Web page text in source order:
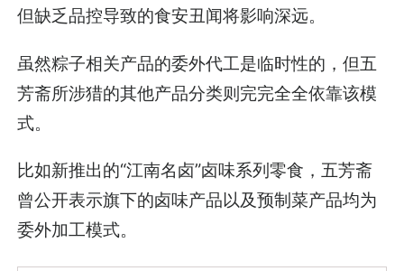
但缺乏品控导致的食安丑闻将影响深远。
虽然粽子相关产品的委外代工是临时性的，但五
芳斋所涉猎的其他产品分类则完完全全依靠该模
式。
比如新推出的“江南名卤”卤味系列零食，五芳斋
曾公开表示旗下的卤味产品以及预制菜产品均为
委外加工模式。